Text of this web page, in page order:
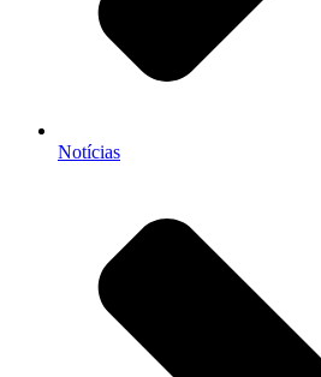
Notícias